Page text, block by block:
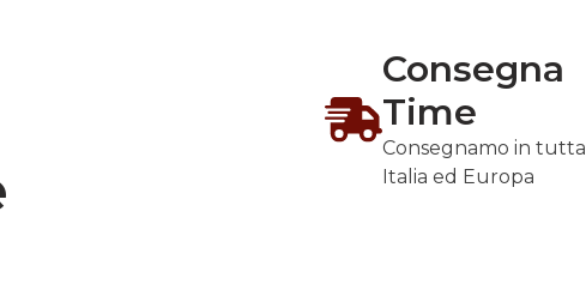
Consegna
Time
Consegnamo in tutta
Italia ed Europa